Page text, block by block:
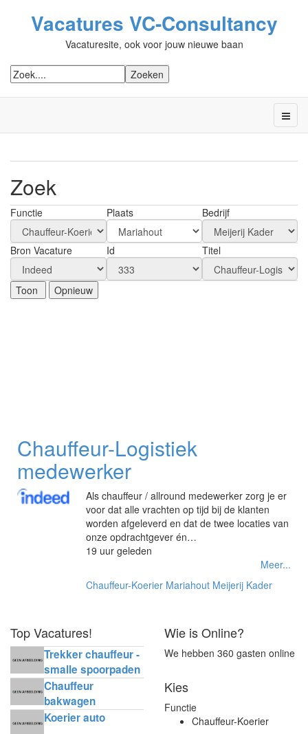
Vacatures VC-Consultancy
Vacaturesite, ook voor jouw nieuwe baan
Zoek
Functie Plaats Bedrijf
Bron Vacature Id Titel
Chauffeur-Logistiek
medewerker
Als chauffeur / allround medewerker zorg je er
voor dat alle vrachten op tijd bij de klanten
worden afgeleverd en dat de twee locaties van
onze opdrachtgever én…
19 uur geleden
Meer...
Chauffeur-Koerier Mariahout Meijerij Kader
Top Vacatures!
Trekker chauffeur -
smalle spoorpaden
Chauffeur
bakwagen
horecadistributie
Koerier auto
Wie is Online?
We hebben 360 gasten online
Kies
Functie
Chauffeur-Koerier